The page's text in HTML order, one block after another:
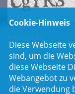
Newsletter
Cookie-Hinweis
Diese Webseite
sind, um die
diese Webseite
Webangebot zu
die Verwendung